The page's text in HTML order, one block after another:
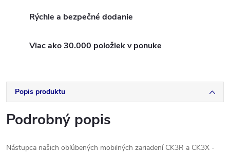
Rýchle a bezpečné dodanie
Viac ako 30.000 položiek v ponuke
Popis produktu
Podrobný popis
Nástupca našich obľúbených mobilných zariadení CK3R a CK3X -